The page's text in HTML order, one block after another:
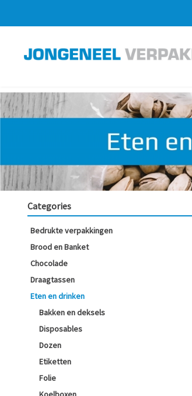
Categories
Bedrukte verpakkingen
Brood en Banket
Chocolade
Draagtassen
Eten en drinken
Bakken en deksels
Disposables
Dozen
Etiketten
Folie